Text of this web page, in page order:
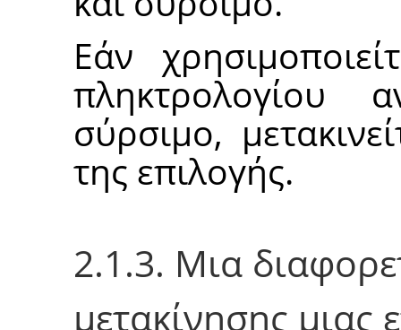
Εάν
πληκτρολογίου
σύρσιμο,
της επιλογής.
2.1.3. Μια
μετακίνησης μιας